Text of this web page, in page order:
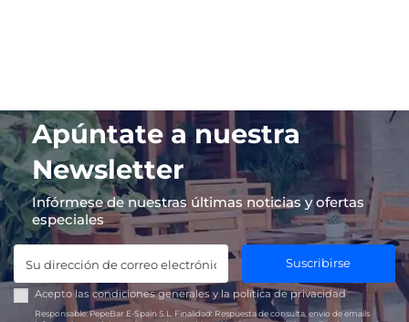
Apúntate a nuestra
Newsletter
Infórmese de nuestras últimas noticias y ofertas
especiales
Suscribirse
Acepto las condiciones generales y lapolítica de privacidad
Responsable:PepeBar E-Spain S.L. Finalidad: Respuesta de consulta, envío de emails